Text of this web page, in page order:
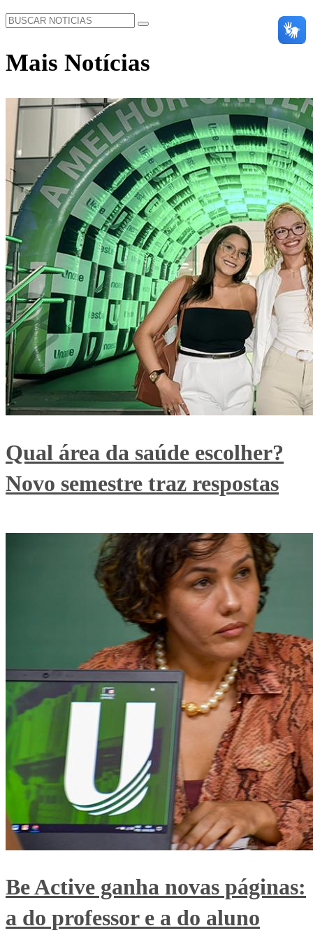
Mais Notícias
Qual área da saúde escolher?
Novo semestre traz respostas
Be Active ganha novas páginas:
a do professor e a do aluno